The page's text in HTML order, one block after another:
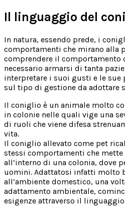
Il linguaggio del
In natura, essendo prede, i
comportamenti che mirano alla
comprendere il comportamento
necessario armarsi di tanta
interpretare i suoi gusti e le sue
sul tipo di gestione da adottare
Il coniglio è un animale molto
in colonie nelle quali vige una
di ruoli che viene difesa
vita.
Il coniglio allevato come pet
stessi comportamenti che mette
all’interno di una colonia, dove
uomini. Adattatosi infatti molto
all’ambiente domestico, una
adattamento ambientale,
esigenze attraverso il